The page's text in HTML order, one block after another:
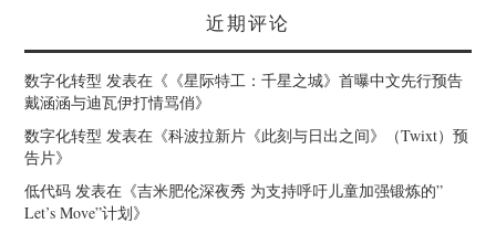
近期评论
数字化转型 发表在《 《星际特工：千星之城》首曝中文先行预告
戴涵涵与迪瓦伊打情骂俏》
数字化转型 发表在《科波拉新片《此刻与日出之间》（Twixt）预
告片》
低代码 发表在《吉米肥伦深夜秀 为支持呼吁儿童加强锻炼的”
Let’s Move”计划》